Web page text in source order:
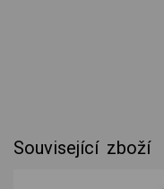
Související zboží